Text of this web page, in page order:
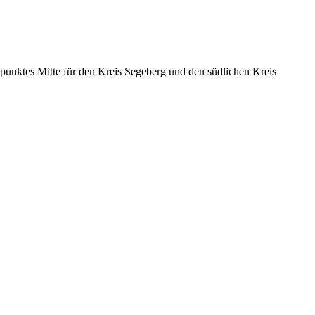
Mitte für den Kreis Segeberg und den südlichen Kreis